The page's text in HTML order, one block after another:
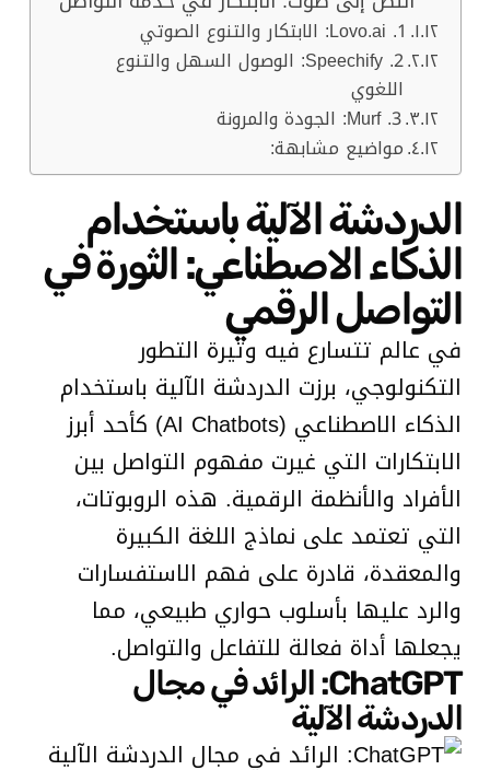
1. Lovo.ai: الابتكار والتنوع الصوتي
2. Speechify: الوصول السهل والتنوع
اللغوي
3. Murf: الجودة والمرونة
مواضيع مشابهة:
الدردشة الآلية باستخدام
الذكاء الاصطناعي: الثورة في
التواصل الرقمي
في عالم تتسارع فيه وتيرة التطور
التكنولوجي، برزت الدردشة الآلية باستخدام
الذكاء الاصطناعي (AI Chatbots) كأحد أبرز
الابتكارات التي غيرت مفهوم التواصل بين
الأفراد والأنظمة الرقمية. هذه الروبوتات،
التي تعتمد على نماذج اللغة الكبيرة
والمعقدة، قادرة على فهم الاستفسارات
والرد عليها بأسلوب حواري طبيعي، مما
يجعلها أداة فعالة للتفاعل والتواصل.
ChatGPT: الرائد في مجال
الدردشة الآلية